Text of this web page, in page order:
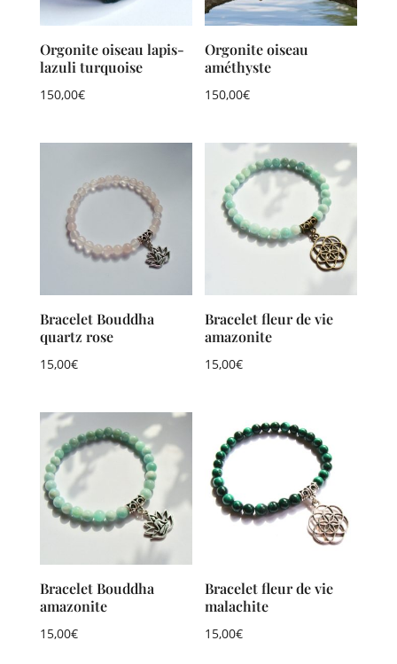
Orgonite oiseau lapis-
lazuli turquoise
150,00€
Orgonite oiseau
améthyste
150,00€
Bracelet Bouddha
quartz rose
15,00€
Bracelet fleur de vie
amazonite
15,00€
Bracelet Bouddha
amazonite
15,00€
Bracelet fleur de vie
malachite
15,00€